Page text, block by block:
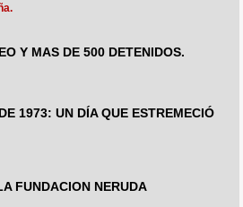
Y MAS DE 500 DETENIDOS.
1973: UN DÍA QUE ESTREMECIÓ
FUNDACION NERUDA